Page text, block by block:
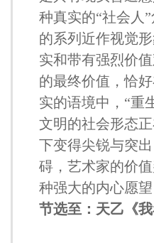
种真实的“社会人
的系列近作视觉
实和带有强烈价
的最终价值，恰
实的语境中，“重
文明的社会形态
下变得尖锐与突
碍，艺术家的价
种强大的内心愿
节选至：天乙《